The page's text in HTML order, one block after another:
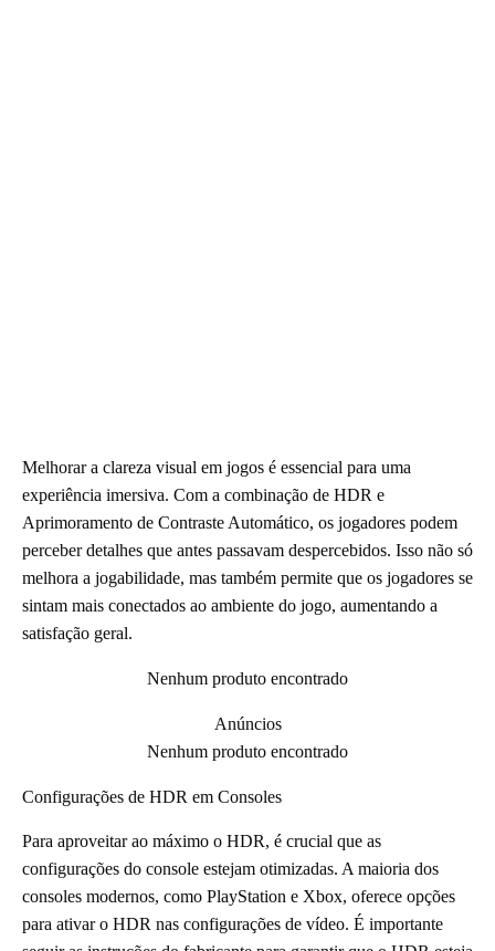
Melhorar a clareza visual em jogos é essencial para uma
experiência imersiva. Com a combinação de HDR e
Aprimoramento de Contraste Automático, os jogadores podem
perceber detalhes que antes passavam despercebidos. Isso não só
melhora a jogabilidade, mas também permite que os jogadores se
sintam mais conectados ao ambiente do jogo, aumentando a
satisfação geral.
Nenhum produto encontrado
Anúncios
Nenhum produto encontrado
Configurações de HDR em Consoles
Para aproveitar ao máximo o HDR, é crucial que as
configurações do console estejam otimizadas. A maioria dos
consoles modernos, como PlayStation e Xbox, oferece opções
para ativar o HDR nas configurações de vídeo. É importante